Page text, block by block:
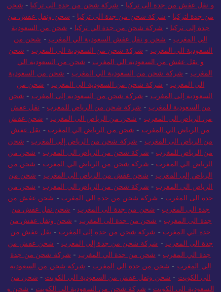
و نقل عفش من جدة الى تركيا - شركة شحن من جدة الى تركيا - شحن
من جدة لتركيا - شركة شحن من جدة الي تركيا - شحن ونقل عفش من
جدة إلى تركيا - شركة شحن من جدة الي تركيا - شحن من السعودية
الي المغرب - شحن و نقل عفش السعودية الي المغرب - شحن من
السعودية الي المغرب - شركة شحن من السعودية الى المغرب - شحن
و نقل عفش من السعودية الي المغرب - شحن من السعودية الي
المغرب - شركة شحن من السعودية الي المغرب - شحن من السعودية
الي المغرب - شركة شحن من السعودية الي المغرب - شحن من
السعودية إلى المغرب - شركة شحن من السعودية إلى المغرب - شحن
من السعودية للمغرب - شركة شحن من الرياض للمغرب - نقل عفش
من الرياض الى المغرب - شحن من الرياض الى المغرب - شحن عفش
من الرياض الي المغرب - شحن من الرياض الي المغرب - نقل عفش
من الرياض الى المغرب - شركة شحن من الرياض إلى المغرب - شحن
من الرياض للمغرب - شركة شحن من الرياض الى المغرب - شحن من
الرياض الي المغرب - شركة شحن من الرياض الي المغرب - شحن من
الرياض إلى المغرب - شحن عفش من الرياض الى المغرب - شحن من
الرياض الي المغرب - شركة شحن من الرياض الي المغرب - شحن من
جدة الى المغرب - شركة شحن من جدة الي المغرب - شحن عفش من
جدة الى المغرب - شحن من جدة الى المغرب - شحن نقل عفش من
جدة الى المغرب - شحن من جدة الى المغرب - شحن ونقل عفش من
جدة الي المغرب - شركة شحن من جدة إلى المغرب - نقل عفش من
جدة الى المغرب - شركة شحن من جدة إلى المغرب - شحن عفش من
جدة الي المغرب - شحن من جدة الي المغرب - شركة شحن من جدة
الي المغرب - شحن من جدة الي المغرب - شركة شحن من السعودية
الى الكويت - شحن ونقل عفش من السعودية الي الكويت - شحن من
السعودية الى الكويت - شركة شحن من السعودية الي الكويت - شحن و